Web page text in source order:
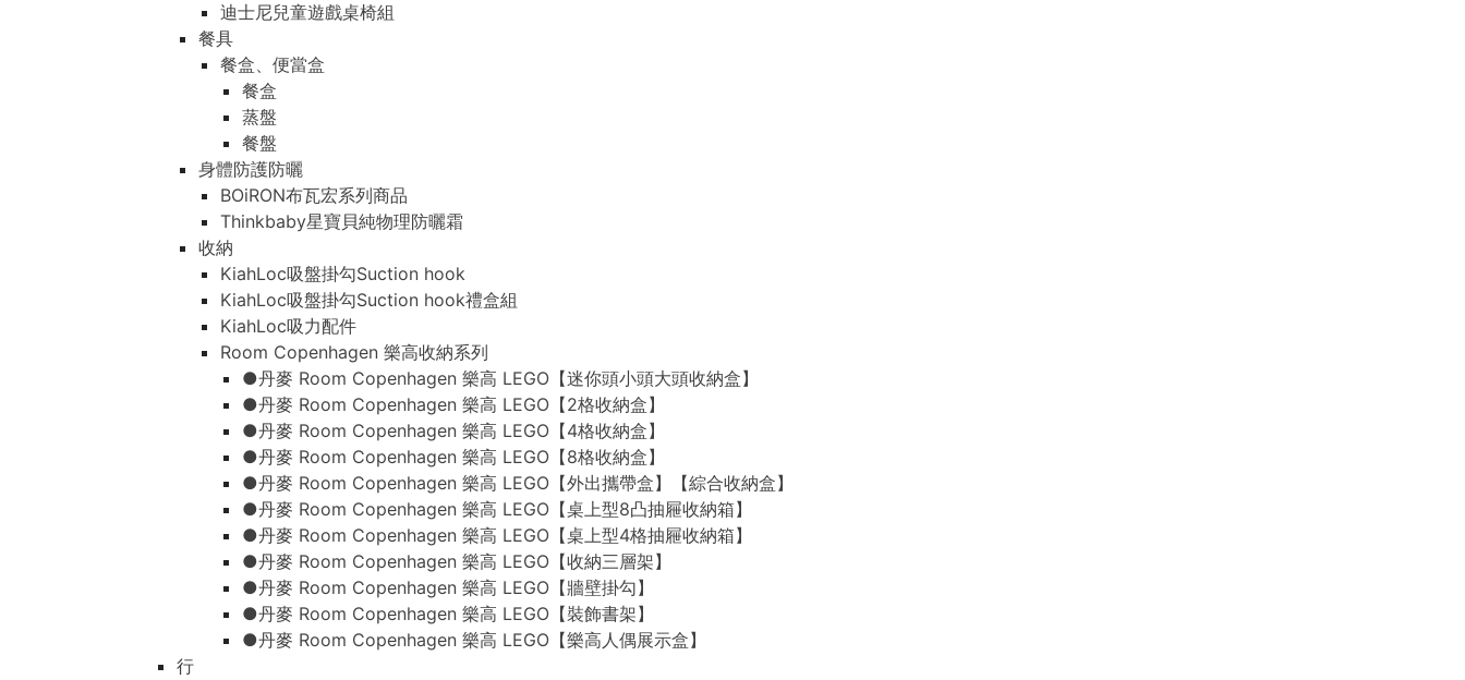
迪士尼兒童遊戲桌椅組
餐具
餐盒、便當盒
餐盒
蒸盤
餐盤
身體防護防曬
BOiRON布瓦宏系列商品
Thinkbaby星寶貝純物理防曬霜
收納
KiahLoc吸盤掛勾Suction hook
KiahLoc吸盤掛勾Suction hook禮盒組
KiahLoc吸力配件
Room Copenhagen 樂高收納系列
●丹麥 Room Copenhagen 樂高 LEGO【迷你頭小頭大頭收納盒】
●丹麥 Room Copenhagen 樂高 LEGO【2格收納盒】
●丹麥 Room Copenhagen 樂高 LEGO【4格收納盒】
●丹麥 Room Copenhagen 樂高 LEGO【8格收納盒】
●丹麥 Room Copenhagen 樂高 LEGO【外出攜帶盒】【綜合收納盒】
●丹麥 Room Copenhagen 樂高 LEGO【桌上型8凸抽屜收納箱】
●丹麥 Room Copenhagen 樂高 LEGO【桌上型4格抽屜收納箱】
●丹麥 Room Copenhagen 樂高 LEGO【收納三層架】
●丹麥 Room Copenhagen 樂高 LEGO【牆壁掛勾】
●丹麥 Room Copenhagen 樂高 LEGO【裝飾書架】
●丹麥 Room Copenhagen 樂高 LEGO【樂高人偶展示盒】
行